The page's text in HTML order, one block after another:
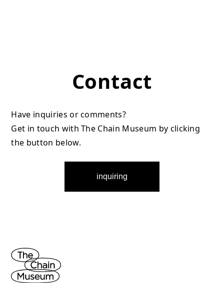
Contact
Have inquiries or comments?
Get in touch with The Chain Museum by clicking
the button below.
inquiring